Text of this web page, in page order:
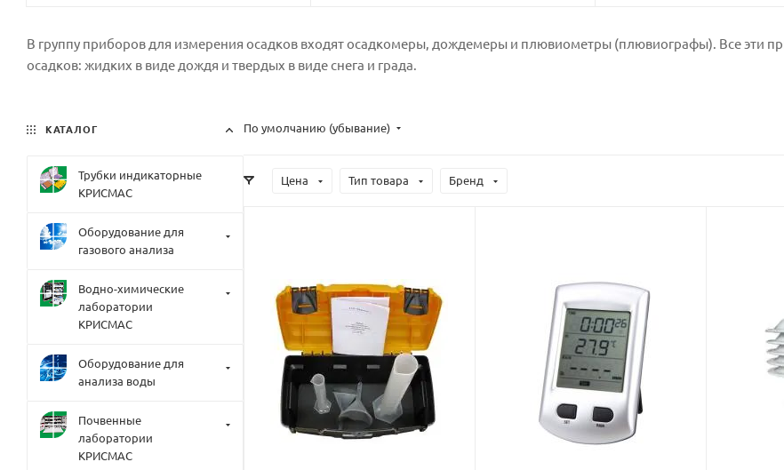
В группу приборов для измерения осадков входят осадкомеры, дождемеры и плювиометры (плювиографы). Все эти
осадков: жидких в виде дождя и твердых в виде снега и града.
По умолчанию (убывание)
Цена Тип товара Бренд
КАТАЛОГ
Трубки индикаторные
КРИСМАС
Оборудование для
газового анализа
Водно-химические
лаборатории
КРИСМАС
Оборудование для
анализа воды
Почвенные
лаборатории
КРИСМАС